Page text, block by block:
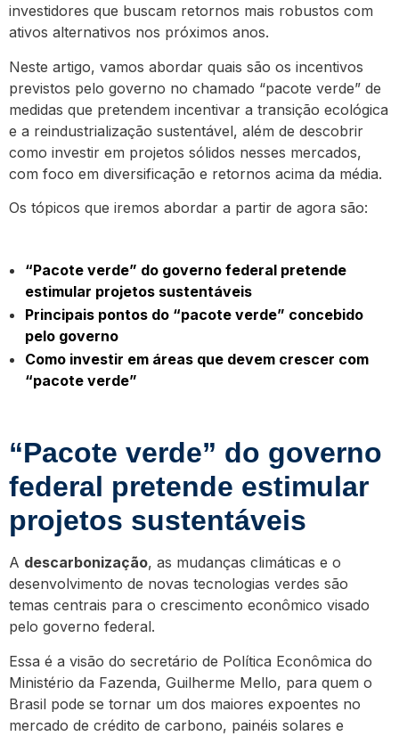
investidores que buscam retornos mais robustos com
ativos alternativos nos próximos anos.
Neste artigo, vamos abordar quais são os incentivos
previstos pelo governo no chamado “pacote verde” de
medidas que pretendem incentivar a transição ecológica
e a reindustrialização sustentável, além de descobrir
como investir em projetos sólidos nesses mercados,
com foco em diversificação e retornos acima da média.
Os tópicos que iremos abordar a partir de agora são:
“Pacote verde” do governo federal pretende
estimular projetos sustentáveis
Principais pontos do “pacote verde” concebido
pelo governo
Como investir em áreas que devem crescer com
“pacote verde”
“Pacote verde” do governo
federal pretende estimular
projetos sustentáveis
A descarbonização, as mudanças climáticas e o
desenvolvimento de novas tecnologias verdes são
temas centrais para o crescimento econômico visado
pelo governo federal.
Essa é a visão do secretário de Política Econômica do
Ministério da Fazenda, Guilherme Mello, para quem o
Brasil pode se tornar um dos maiores expoentes no
mercado de crédito de carbono, painéis solares e